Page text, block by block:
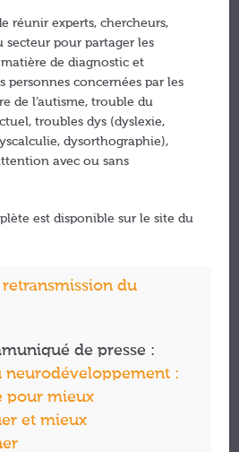
réunir experts, chercheurs,
secteur pour partager les
de diagnostic et
personnes concernées par les
de l’autisme, trouble du
troubles dys (dyslexie,
dysorthographie),
avec ou sans
est disponible sur le site du
du
de presse :
neurodéveloppement :
pour mieux
et mieux